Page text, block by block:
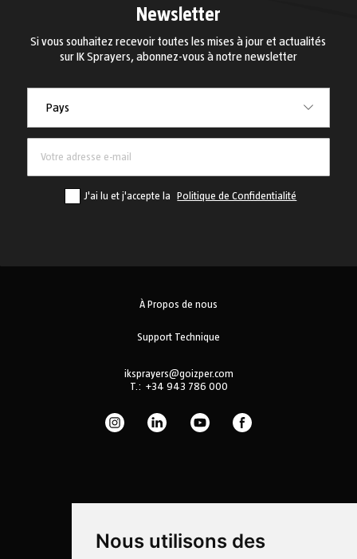
Nous utilisons des
Newsletter
Si vous souhaitez recevoir toutes les mises à jour et actualités
sur IK Sprayers, abonnez-vous à notre newsletter
Pays
J'ai lu et j'accepte la Politique de Confidentialité
À Propos de nous
Support Technique
iksprayers@goizper.com
T.: +34 943 786 000